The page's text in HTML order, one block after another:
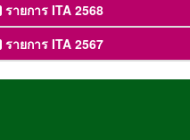
รายการ ITA 2568
รายการ ITA 2567